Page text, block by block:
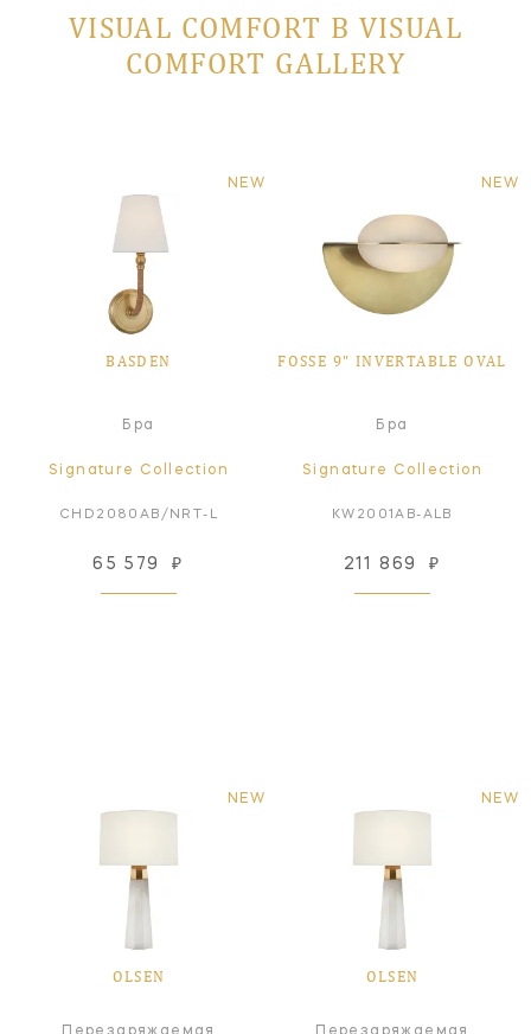
VISUAL COMFORT В VISUAL
COMFORT GALLERY
NEW
BASDEN
Бра
Signature Collection
CHD2080AB/NRT-L
65 579 ₽
NEW
FOSSE 9" INVERTABLE OVAL
Бра
Signature Collection
KW2001AB-ALB
211 869 ₽
NEW
OLSEN
NEW
OLSEN